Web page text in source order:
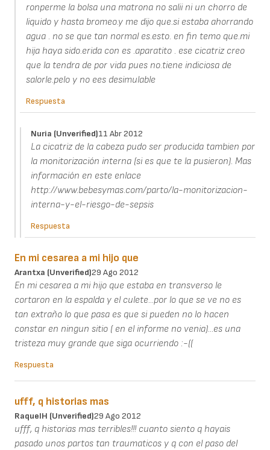
ronperme la bolsa una matrona no salii ni un chorro de
liquido y hasta bromeo.y me dijo que.si estaba ahorrando
agua . no se que tan normal es.esto. en fin temo que.mi
hija haya sido.erida con es .aparatito . ese cicatriz creo
que la tendra de por vida pues no.tiene indiciosa de
salorle.pelo y no ees desimulable
Respuesta
Nuria (unverified)11 Abr 2012
La cicatriz de la cabeza pudo ser producida tambien por
la monitorización interna (si es que te la pusieron). Mas
información en este enlace
http://www.bebesymas.com/parto/la-monitorizacion-
interna-y-el-riesgo-de-sepsis
Respuesta
En mi cesarea a mi hijo que
Arantxa (unverified)29 Ago 2012
En mi cesarea a mi hijo que estaba en transverso le
cortaron en la espalda y el culete...por lo que se ve no es
tan extraño lo que pasa es que si pueden no lo hacen
constar en ningun sitio ( en el informe no venia)...es una
tristeza muy grande que siga ocurriendo :-((
Respuesta
ufff, q historias mas
RaquelH (unverified)29 Ago 2012
ufff, q historias mas terribles!!! cuanto siento q hayais
pasado unos partos tan traumaticos y q con el paso del